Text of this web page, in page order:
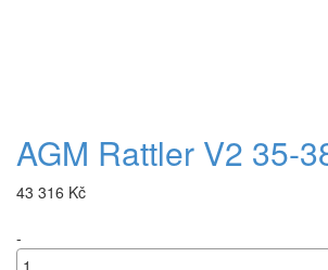
AGM Rattler V2 35-
43 316 Kč
-